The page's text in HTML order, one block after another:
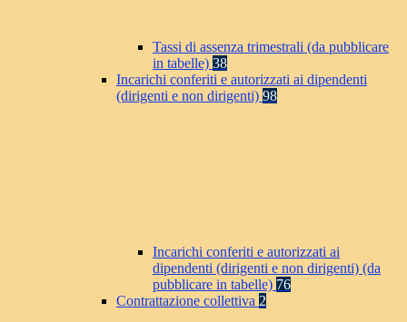
Tassi di assenza trimestrali (da pubblicare
in tabelle) 38
Incarichi conferiti e autorizzati ai dipendenti
(dirigenti e non dirigenti) 98
Incarichi conferiti e autorizzati ai
dipendenti (dirigenti e non dirigenti) (da
pubblicare in tabelle) 76
Contrattazione collettiva 2